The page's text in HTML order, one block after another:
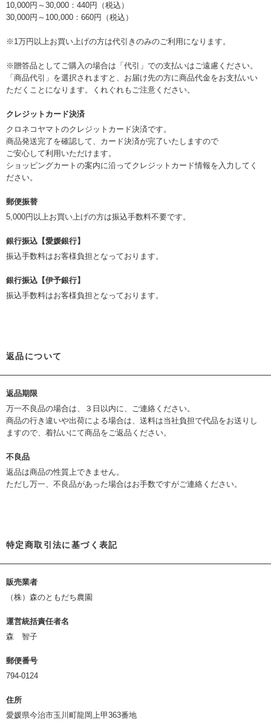
10,000円～30,000：440円（税込）
30,000円～100,000：660円（税込）
※1万円以上お買い上げの方は代引きのみのご利用になります。
※贈答品としてご購入の場合は「代引」での支払いはご遠慮ください。
「商品代引」を選択されますと、お届け先の方に商品代金をお支払いい
ただくことになります。くれぐれもご注意ください。
クレジットカード決済
クロネコヤマトのクレジットカード決済です。
商品発送完了を確認して、カード決済が完了いたしますので
ご安心して利用いただけます。
ショッピングカートの案内に沿ってクレジットカード情報を入力してく
ださい。
郵便振替
5,000円以上お買い上げの方は振込手数料不要です。
銀行振込【愛媛銀行】
振込手数料はお客様負担となっております。
銀行振込【伊予銀行】
振込手数料はお客様負担となっております。
返品について
返品期限
万一不良品の場合は、３日以内に、ご連絡ください。
商品の行き違いや出荷による場合は、送料は当社負担で代品をお送りし
ますので、着払いにて商品をご返品ください。
不良品
返品は商品の性質上できません。
ただし万一、不良品があった場合はお手数ですがご連絡ください。
特定商取引法に基づく表記
販売業者
（株）森のともだち農園
運営統括責任者名
森 智子
郵便番号
794-0124
住所
愛媛県今治市玉川町龍岡上甲363番地